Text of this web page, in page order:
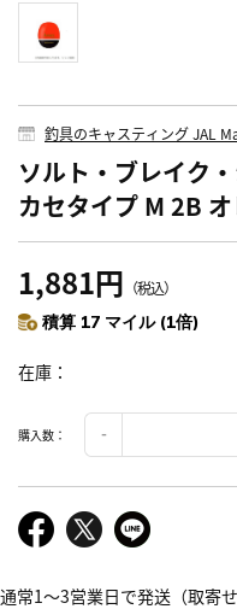
釣具のキャスティング JAL
ソルト・ブレイク
カセタイプ M 2B
1,881円 （税込）
積算 17 マイル (1倍)
在庫
購入数：
通常1～3営業日で発送（取寄